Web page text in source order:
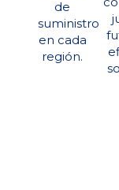
de
suministro
en cada
región.